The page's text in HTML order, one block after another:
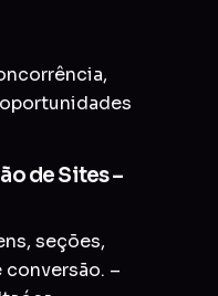
de Sites –
seções,
–